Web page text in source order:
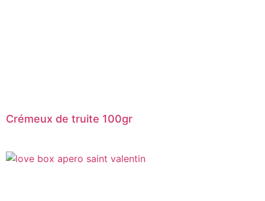
Crémeux de truite 100gr